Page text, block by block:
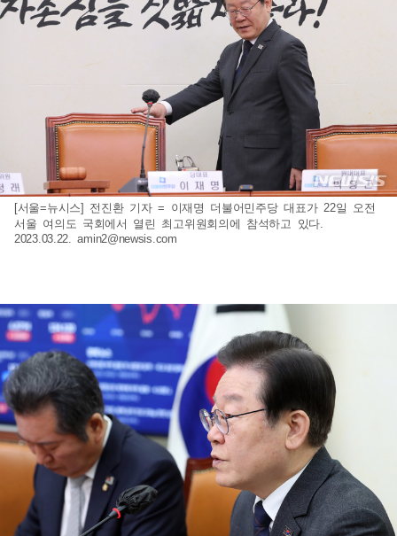
[서울=뉴시스] 전진환 기자 = 이재명 더불어민주당 대표가 22일 오전
서울 여의도 국회에서 열린 최고위원회의에 참석하고 있다.
2023.03.22.amin2@newsis.com